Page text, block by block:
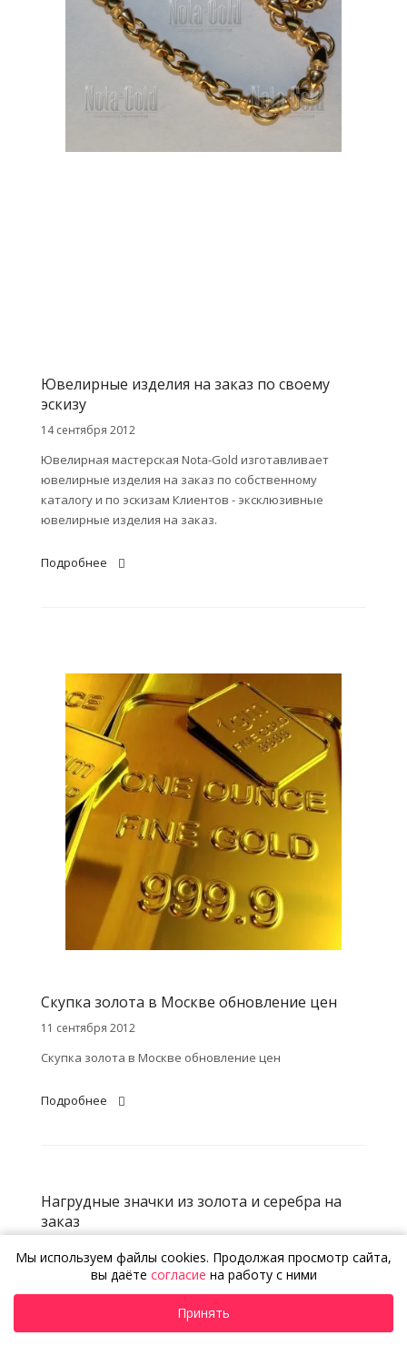
Ювелирные изделия на заказ по своему
эскизу
14 сентября 2012
Ювелирная мастерская Nota-Gold изготавливает
ювелирные изделия на заказ по собственному
каталогу и по эскизам Клиентов - эксклюзивные
ювелирные изделия на заказ.
Подробнее
Скупка золота в Москве обновление цен
11 сентября 2012
Скупка золота в Москве обновление цен
Подробнее
Нагрудные значки из золота и серебра на
заказ
Изготовление нагрудных значков из золота и серебра
на заказ любой сложности, высокое качество в
короткие сроки. Примеры нагрудных значков
Мы используем файлы cookies. Продолжая просмотр сайта,
вы даёте согласие на работу с ними
Принять